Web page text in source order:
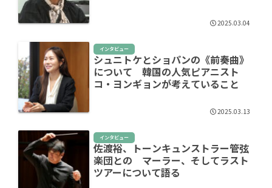
2025.03.04
インタビュー
シュニトケとショパンの《前奏曲》
について 韓国の人気ピアニスト
コ・ヨンギョンが考えていること
2025.03.13
インタビュー
佐渡裕、トーンキュンストラー管弦
楽団との マーラー、そしてラスト
ツアーについて語る